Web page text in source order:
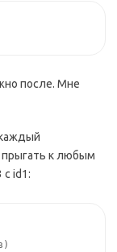
после. Мне
к любым
id1: